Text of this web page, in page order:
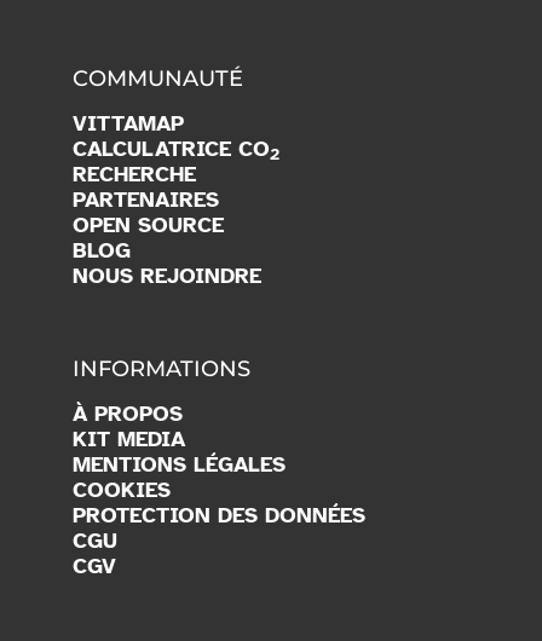
COMMUNAUTÉ
VITTAMAP
CALCULATRICE CO2
RECHERCHE
PARTENAIRES
OPEN SOURCE
BLOG
NOUS REJOINDRE
INFORMATIONS
À PROPOS
KIT MEDIA
MENTIONS LÉGALES
COOKIES
PROTECTION DES DONNÉES
CGU
CGV